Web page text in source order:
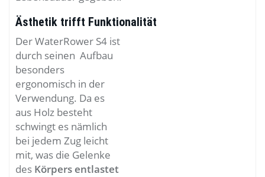
Ästhetik trifft Funktionalität
Der WaterRower S4 ist
durch seinen Aufbau
besonders
ergonomisch in der
Verwendung. Da es
aus Holz besteht
schwingt es nämlich
bei jedem Zug leicht
mit, was die Gelenke
des Körpers entlastet